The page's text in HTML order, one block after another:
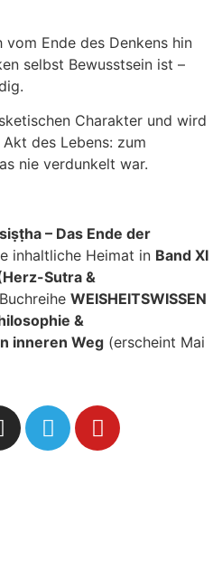
Ende des Denkens hin
selbst Bewusstsein ist –
Charakter und wird
des Lebens: zum
nie verdunkelt war.
– Das Ende der
inhaltliche Heimat in Band XI
Sutra &
WEISHEITSWISSEN
&
inneren Weg (erscheint Mai